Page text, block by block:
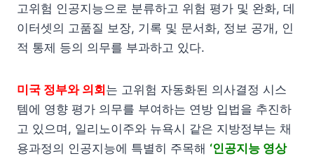
고위험 인공지능으로 분류하고 위험 평가 및 완화, 데
이터셋의 고품질 보장, 기록 및 문서화, 정보 공개, 인
적 통제 등의 의무를 부과하고 있다.
미국 정부와 의회는 고위험 자동화된 의사결정 시스
템에 영향 평가 의무를 부여하는 연방 입법을 추진하
고 있으며, 일리노이주와 뉴욕시 같은 지방정부는 채
용과정의 인공지능에 특별히 주목해 ‘인공지능 영상